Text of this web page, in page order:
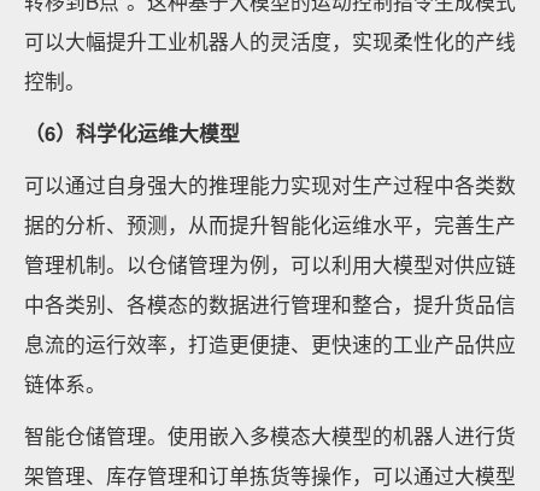
可以大幅提升工业机器人的灵活度，实现柔性化的产线
控制。
（6）科学化运维大模型
可以通过自身强大的推理能力实现对生产过程中各类数
据的分析、预测，从而提升智能化运维水平，完善生产
管理机制。以仓储管理为例，可以利用大模型对供应链
中各类别、各模态的数据进行管理和整合，提升货品信
息流的运行效率，打造更便捷、更快速的工业产品供应
链体系。
智能仓储管理。使用嵌入多模态大模型的机器人进行货
架管理、库存管理和订单拣货等操作，可以通过大模型